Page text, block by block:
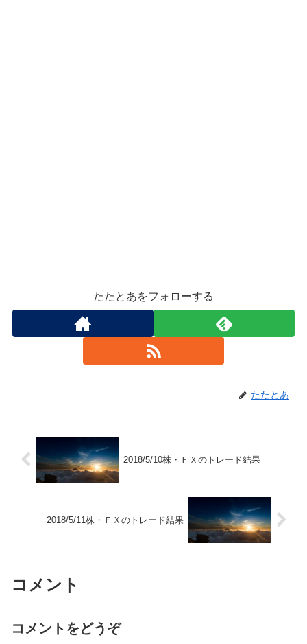
たたとあをフォローする
たたとあ
2018/5/10株・ＦＸのトレード結果
2018/5/11株・ＦＸのトレード結果
コメント
コメントをどうぞ